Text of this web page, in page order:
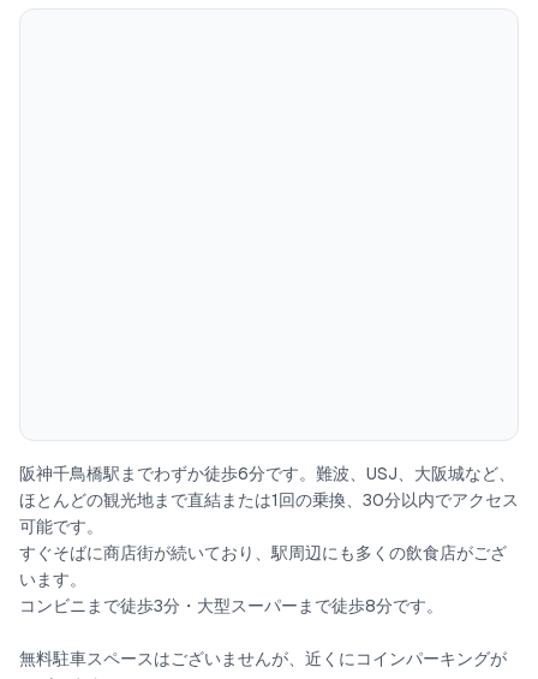
-充実のアメニティ（シャンプー、コンデショナー、ボディソー
◆1階に関して
玄関を入ってすぐ左手の扉をあけると、手前にトイレ、正面には
広々としたリビングスペースが広がり、大きめのソファでゆった
りとくつろぐことが出来ます。その奥には掘り炬燵があり、皆様
でお食事を楽しんでいただけます。
調味料（塩・胡椒・オリーブオイル）を完備しておりますので自
阪神千鳥橋駅までわずか徒歩6分です。難波、USJ、大阪城など、
ほとんどの観光地まで直結または1回の乗換、30分以内でアクセス
可能です。
すぐそばに商店街が続いており、駅周辺にも多くの飲食店がござ
います。
コンビニまで徒歩3分・大型スーパーまで徒歩8分です。
無料駐車スペースはございませんが、近くにコインパーキングが